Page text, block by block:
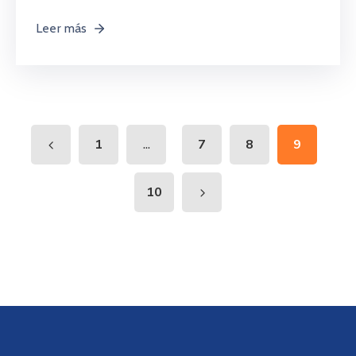
Leer más
1 ... 7 8 9
10